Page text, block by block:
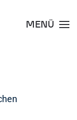
MENÜ